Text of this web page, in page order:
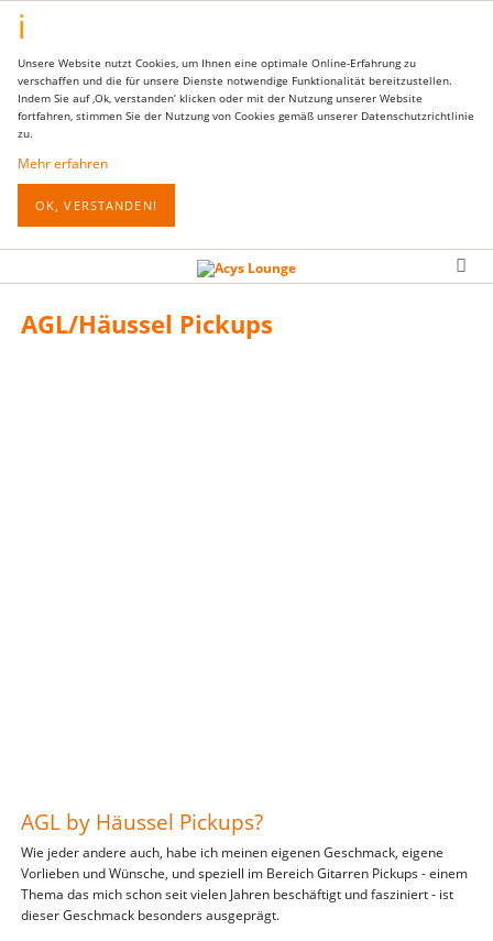
Unsere Website nutzt Cookies, um Ihnen eine optimale Online-Erfahrung zu
verschaffen und die für unsere Dienste notwendige Funktionalität bereitzustellen.
Indem Sie auf ‚Ok, verstanden‘ klicken oder mit der Nutzung unserer Website
fortfahren, stimmen Sie der Nutzung von Cookies gemäß unserer Datenschutzrichtlinie
zu.
Mehr erfahren
OK, VERSTANDEN!
AGL/Häussel Pickups
AGL by Häussel Pickups?
Wie jeder andere auch, habe ich meinen eigenen Geschmack, eigene
Vorlieben und Wünsche, und speziell im Bereich Gitarren Pickups - einem
Thema das mich schon seit vielen Jahren beschäftigt und fasziniert - ist
dieser Geschmack besonders ausgeprägt.